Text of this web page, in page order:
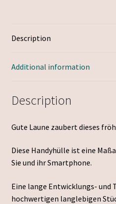
Description
Additional information
Description
Gute Laune zaubert dieses
Diese Handyhülle ist eine
Sie und ihr Smartphone.
Eine lange Entwicklungs- und
hochwertigen langlebigen